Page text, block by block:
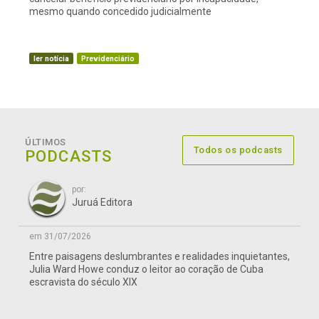
mesmo quando concedido judicialmente
ler notícia Previdenciário
ÚLTIMOS
PODCASTS Todos os podcasts
por:
Juruá Editora
em 31/07/2026
Entre paisagens deslumbrantes e realidades inquietantes,
Julia Ward Howe conduz o leitor ao coração de Cuba
escravista do século XIX